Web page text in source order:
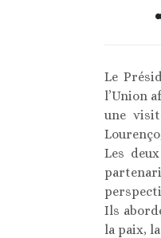
Le
l’Union
une
Les
Ils
la paix,